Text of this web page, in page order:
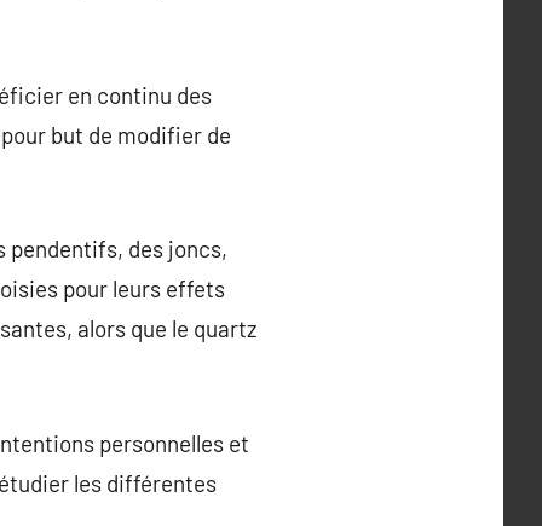
en continu des
but de modifier de
pendentifs, des joncs,
pour leurs effets
alors que le quartz
personnelles et
les différentes